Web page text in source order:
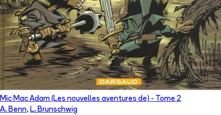
Mic Mac Adam (Les nouvelles aventures de) - Tome 2
A. Benn, L. Brunschwig